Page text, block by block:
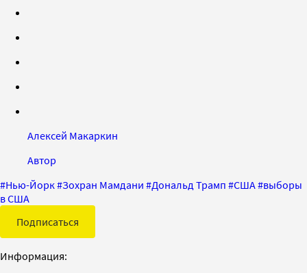
Алексей Макаркин
Автор
#Нью-Йорк#Зохран Мамдани #Дональд Трамп #США#выборы
в США
Подписаться
Информация: